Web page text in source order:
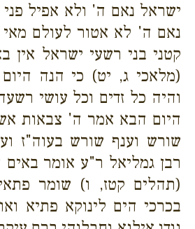
ישראל נאם ה' ולא אפיל פני
נאם ה' לא אטור לעולם מאי
קטני בני רשעי ישראל אין
(מלאכי ג, יט) כי הנה
והיה כל זדים וכל עושי
היום הבא אמר ה' צבאות
שורש וענף שורש בעוה"ז
רבן גמליאל ר"ע אומר
(תהלים קטז, ו) שומר
בכרכי הים לינוקא פתיא